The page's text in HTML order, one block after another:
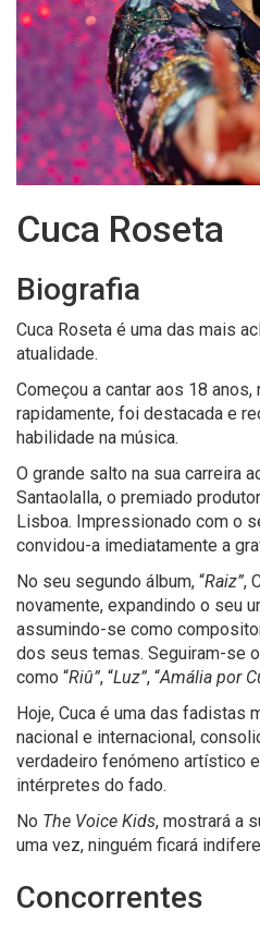
Cuca Roseta
Biografia
Cuca Roseta é uma das mais
atualidade.
Começou a cantar aos 18
rapidamente, foi destacada e
habilidade na música.
O grande salto na sua carreira
Santaolalla, o premiado
Lisboa. Impressionado com o
convidou-a imediatamente a
No seu segundo álbum, “Raiz”,
novamente, expandindo o seu
assumindo-se como
dos seus temas. Seguiram-se
como “Riû”, “Luz”, “Amália por
Hoje, Cuca é uma das fadistas
nacional e internacional,
verdadeiro fenómeno artístico
intérpretes do fado.
No The Voice Kids, mostrará a
uma vez, ninguém ficará
Concorrentes